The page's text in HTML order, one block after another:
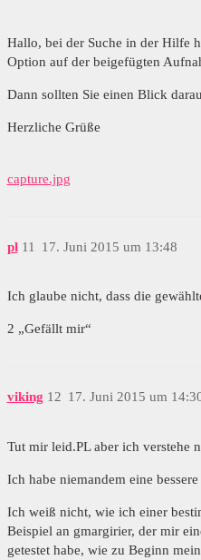
Hallo, bei der Suche in der Hilfe
Option auf der beigefügten
Dann sollten Sie einen Blick
Herzliche Grüße
capture.jpg
pl 17. Juni 2015 um 13:48
11
Ich glaube nicht, dass die
2 „Gefällt mir“
viking 17. Juni 2015 um
12
Tut mir leid.PL aber ich verstehe
Ich habe niemandem eine
Ich weiß nicht, wie ich einer
Beispiel an gmargirier, der mir
getestet habe, wie zu Beginn